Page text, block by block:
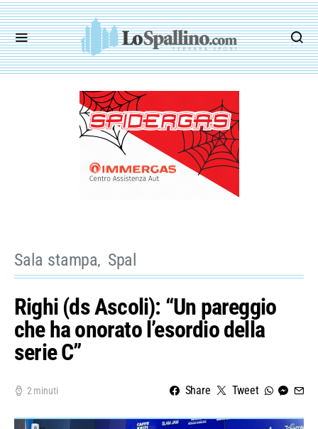
Sala stampa Spal
Righi (ds Ascoli): “Un pareggio
che ha onorato l’esordio della
serie C”
2 minuti Share Tweet